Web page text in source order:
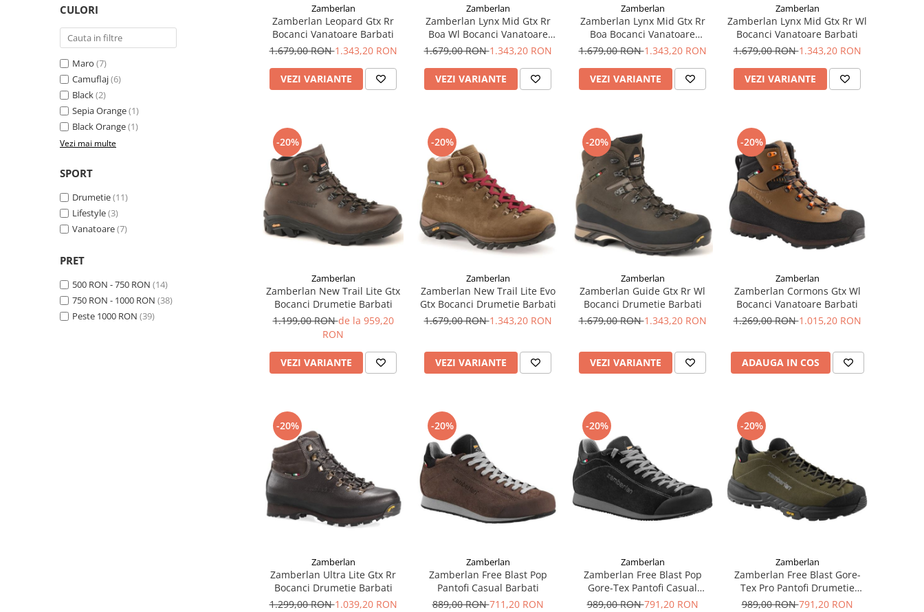
CULORI
Maro (7)
Camuflaj(6)
Black(2)
Sepia Orange(1)
Black Orange(1)
Vezi mai multe
SPORT
Drumetie(11)
Lifestyle(3)
Vanatoare(7)
PRET
500 RON - 750 RON (14)
750 RON - 1000 RON (38)
Peste 1000 RON (39)
Zamberlan
Zamberlan Leopard Gtx Rr
Bocanci Vanatoare Barbati
1.679,00 RON1.343,20 RON
VEZI VARIANTE
Zamberlan
Zamberlan Lynx Mid Gtx Rr
Boa Wl Bocanci Vanatoare
Barbati
1.679,00 RON1.343,20 RON
VEZI VARIANTE
Zamberlan
Zamberlan Lynx Mid Gtx Rr
Boa Bocanci Vanatoare
Barbati
1.679,00 RON1.343,20 RON
VEZI VARIANTE
Zamberlan
Zamberlan Lynx Mid Gtx Rr Wl
Bocanci Vanatoare Barbati
1.679,00 RON1.343,20 RON
VEZI VARIANTE
-20%
Zamberlan
Zamberlan New Trail Lite Gtx
Bocanci Drumetie Barbati
1.199,00 RONde la 959,20
RON
VEZI VARIANTE
-20%
Zamberlan
Zamberlan New Trail Lite Evo
Gtx Bocanci Drumetie Barbati
1.679,00 RON1.343,20 RON
VEZI VARIANTE
-20%
Zamberlan
Zamberlan Guide Gtx Rr Wl
Bocanci Drumetie Barbati
1.679,00 RON1.343,20 RON
VEZI VARIANTE
-20%
Zamberlan
Zamberlan Cormons Gtx Wl
Bocanci Vanatoare Barbati
1.269,00 RON1.015,20 RON
ADAUGA IN COS
-20%
Zamberlan
Zamberlan Ultra Lite Gtx Rr
Bocanci Drumetie Barbati
1.299,00 RON1.039,20 RON
-20%
Zamberlan
Zamberlan Free Blast Pop
Pantofi Casual Barbati
889,00 RON711,20 RON
-20%
Zamberlan
Zamberlan Free Blast Pop
Gore-Tex Pantofi Casual
Barbati
989,00 RON791,20 RON
-20%
Zamberlan
Zamberlan Free Blast Gore-
Tex Pro Pantofi Drumetie
Barbati
989,00 RON791,20 RON